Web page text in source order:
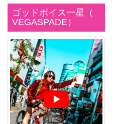
ゴッドボイス一星（
VEGASPADE）